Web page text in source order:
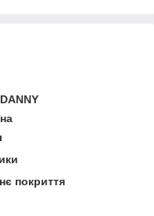
покриття